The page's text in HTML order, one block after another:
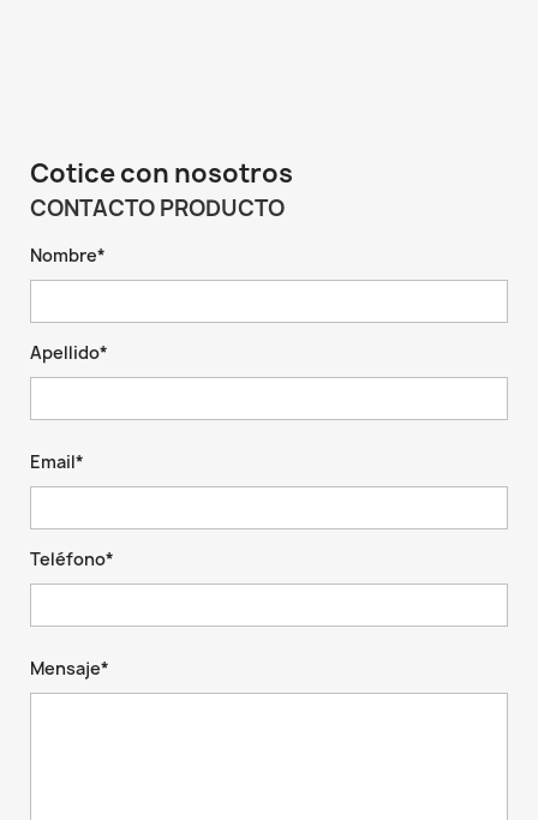
Cotice con nosotros
CONTACTO PRODUCTO
Nombre*
Apellido*
Email*
Teléfono*
Mensaje*